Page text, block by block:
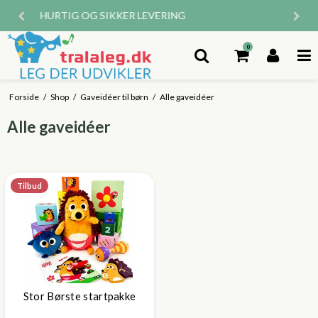
DANSK WEBSHOP
0
Forside / Shop / Gaveidéer til børn / Alle gaveidéer
Alle gaveidéer
Tilbud
Stor Børste startpakke